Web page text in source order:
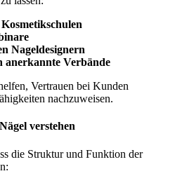
Nageldesignern
Verbände
Vertrauen bei Kunden
nachzuweisen.
verstehen
die Struktur und Funktion der